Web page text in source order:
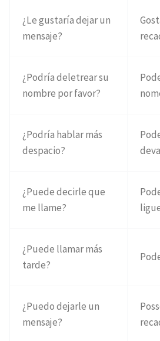
¿Le gustaría dejar un
mensaje?
¿Podría deletrear su
nombre por favor?
¿Podría hablar más
despacio?
¿Puede decirle que
me llame?
¿Puede llamar más
tarde?
¿Puedo dejarle un
mensaje?